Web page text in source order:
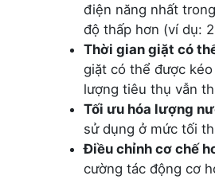
điện năng nhất
độ thấp hơn (ví dụ:
Thời gian giặt có
giặt có thể được
lượng tiêu thụ vẫn
Tối ưu hóa lượng
sử dụng ở mức tối
Điều chỉnh cơ chế
cường tác động cơ